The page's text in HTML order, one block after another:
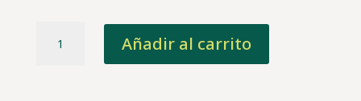
funeraria
Añadir al carrito